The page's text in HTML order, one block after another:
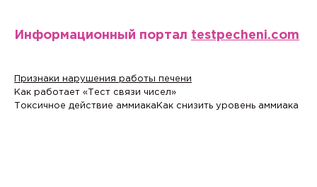
Информационный портал testpecheni.com
Признаки нарушения работы печени
Как работает «Тест связи чисел»
Токсичное действие аммиака Как снизить уровень аммиака